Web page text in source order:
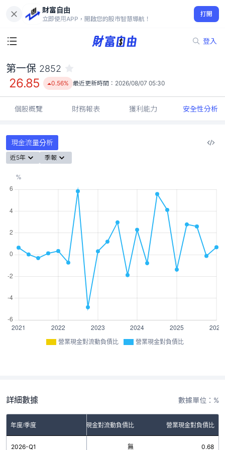
財富自由
立即使用APP，開啟您的股市智慧導航！
打開
登入
26.85
0.56%
第一保 2852
26.85 0.56% 最近更新時間： 2026/08/07 05:30
個股概覽 財務報表 獲利能力 安全性分析
現金流量分析
近5年 季報
營業現金對流動負債比 營業現金對負債比
詳細數據 數據單位：%
年度/季度 營業現金對流動負債比 營業現金對負債比
2026-Q1 無 0.68